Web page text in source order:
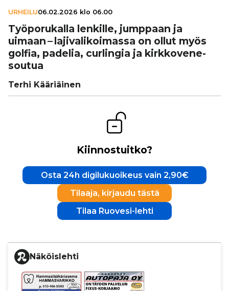
URHEILU06.02.2026 klo 06.00
Työ­po­ru­kalla lenkille, jumppaan ja
uimaan – laji­va­li­koi­massa on ollut myös
golfia, padelia, curlingia ja kirk­ko­ve­ne­
sou­tua
Terhi Kääriäinen
Kiinnostuitko?
Osta 24h digilukuoikeus vain 2,90€
Tilaaja, kirjaudu tästä
Tilaa Ruovesi-lehti
Näköislehti